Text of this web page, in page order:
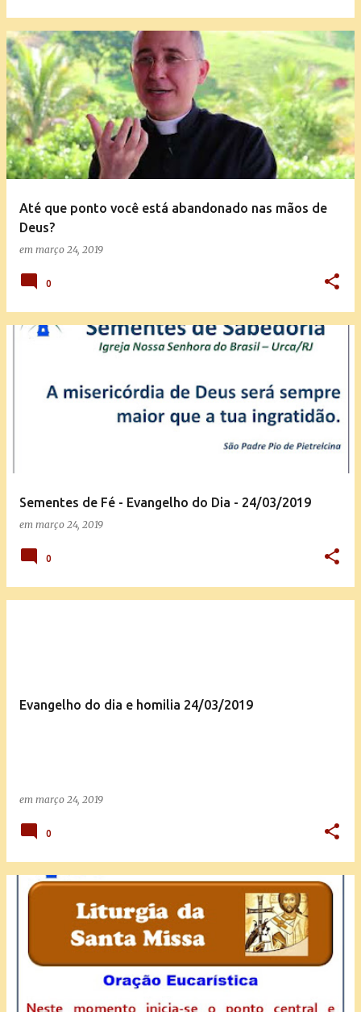
Até que ponto você está abandonado nas mãos de
Deus?
em março 24, 2019
0
Sementes de Fé - Evangelho do Dia - 24/03/2019
em março 24, 2019
0
Evangelho do dia e homilia 24/03/2019
em março 24, 2019
0